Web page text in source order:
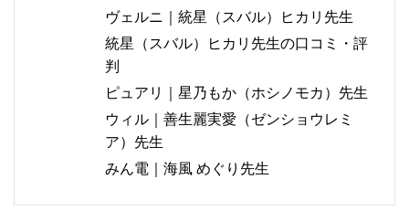
ヴェルニ｜統星（スバル）ヒカリ先生
統星（スバル）ヒカリ先生の口コミ・評
判
ピュアリ｜星乃もか（ホシノモカ）先生
ウィル｜善生麗実愛（ゼンショウレミ
ア）先生
みん電｜海風 めぐり先生